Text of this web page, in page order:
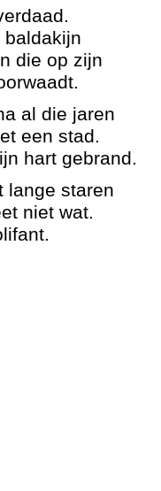
die op zijn
al die jaren
een stad.
hart gebrand.
lange staren
niet wat.